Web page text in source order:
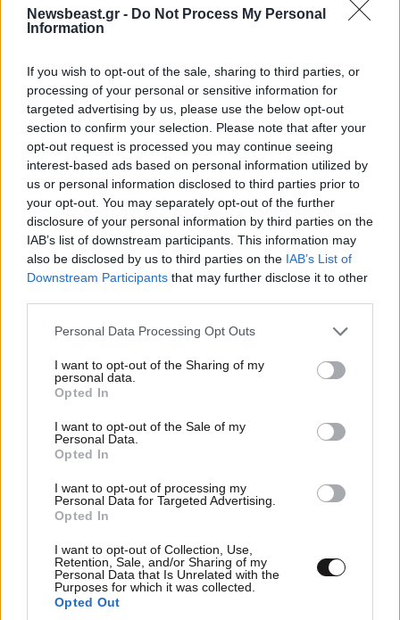
Newsbeast.gr - Do Not Process My Personal
Information
If you wish to opt-out of the sale, sharing to third parties, or
processing of your personal or sensitive information for
targeted advertising by us, please use the below opt-out
section to confirm your selection. Please note that after your
opt-out request is processed you may continue seeing
interest-based ads based on personal information utilized by
us or personal information disclosed to third parties prior to
your opt-out. You may separately opt-out of the further
disclosure of your personal information by third parties on the
IAB’s list of downstream participants. This information may
also be disclosed by us to third parties on the IAB’s List of
Downstream Participants that may further disclose it to other
Please note that this website/app uses one or more Google
not limited to your visit or usage behaviour. You may click to
grant or deny consent to Google and its third-party tags to
use your data for below specified purposes in below Google
consent section.
Personal Data Processing Opt Outs
I want to opt-out of the Sharing of my
personal data.
Opted In
I want to opt-out of the Sale of my
Personal Data.
Opted In
I want to opt-out of processing my
Personal Data for Targeted Advertising.
Opted In
I want to opt-out of Collection, Use,
Retention, Sale, and/or Sharing of my
Personal Data that Is Unrelated with the
Purposes for which it was collected.
Opted Out
υποδηλώνουν άνοια
Αυτό το απλό και καθημερινό
τρόφιμο μειώνει σχεδόν 50% τον
κίνδυνο Αλτσχάιμερ
ανατρεπτικό συμπέρασμα μεγάλης
κατάθλιψη